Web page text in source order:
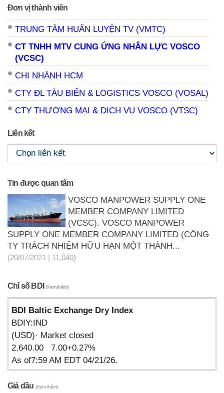
Đơn vị thành viên
TRUNG TÂM HUẤN LUYỆN TV (VMTC)
CT TNHH MTV CUNG ỨNG NHÂN LỰC VOSCO
(VCSC)
CHI NHÁNH HCM
CTY ĐL TÀU BIỂN & LOGISTICS VOSCO (VOSAL)
CTY THƯƠNG MẠI & DỊCH VỤ VOSCO (VTSC)
Liên kết
Tin được quan tâm
VOSCO MANPOWER SUPPLY ONE
MEMBER COMPANY LIMITED
(VCSC). VOSCO MANPOWER
SUPPLY ONE MEMBER COMPANY LIMITED (CÔNG
TY TRÁCH NHIỆM HỮU HẠN MỘT THÀNH...
(20/07/2021 | 11,040)
Chỉ số BDI(Xem thêm)
BDI Baltic Exchange Dry Index
BDIY:IND
(USD)· Market closed
2,640.00 7.00+0.27%
As of7:59 AM EDT 04/21/26.
Giá dầu (Xem thêm)